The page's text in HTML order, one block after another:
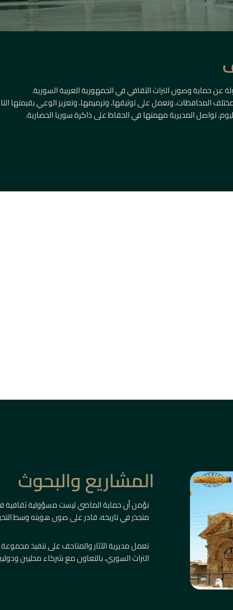
عن حماية وصون التراث الثقافي في الجمهورية العربية السورية.
المحافظات، وتعمل على توثيقها، وترميمها، وتعزيز الوعي بقيمتها
تواصل المديرية مهمتها في الحفاظ على ذاكرة سوريا الحضارية.
المشاريع والبحوث
نؤمن أن حماية الماضي ليست مسؤولية
متجذر في تاريخه، قادر على صون هويته وسط
تعمل مديرية الآثار والمتاحف على تنفيذ
التراث السوري، بالتعاون مع شركاء محليين